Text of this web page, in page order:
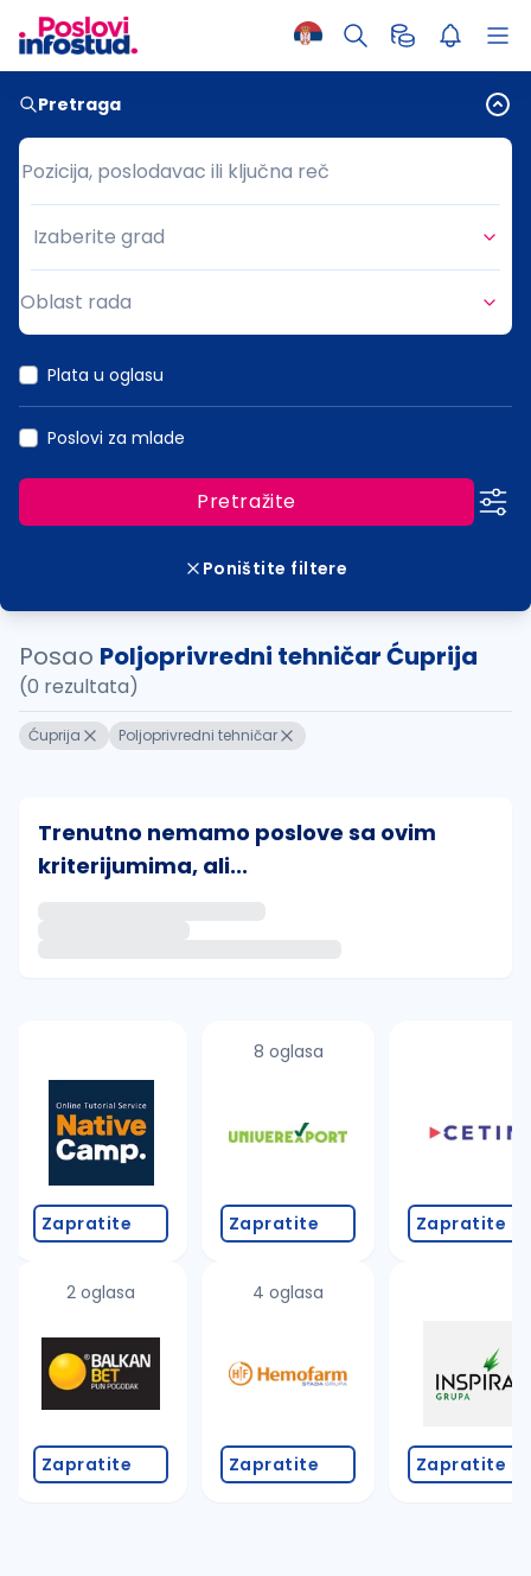
Pretraga
Pozicija, poslodavac ili ključna reč
Pozicija, poslodavac ili ključna reč
Grad
Izaberite grad
Oblast rada
Plata u oglasu
Poslovi za mlade
Pretražite
Poništite filtere
Posao Poljoprivredni tehničar Ćuprija
(0 rezultata)
Ćuprija Poljoprivredni tehničar
Trenutno nemamo poslove sa ovim
kriterijumima, ali...
Takođe možete da:
proverite pravopisne greške (koristite č, ć, š, đ,
povećajte radijus za odabrani grad
promenite odabrane filtere pretrage
Zapratite
2 oglasa
Zapratite
8 oglasa
Zapratite
4 oglasa
Zapratite
Zapratite
Zapratite